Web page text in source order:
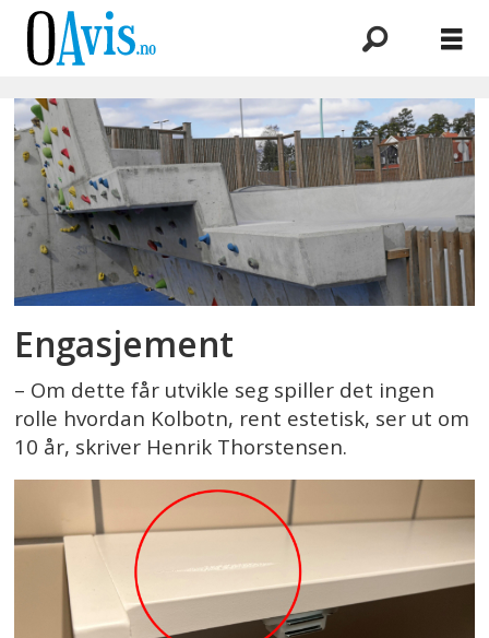
Emne:
henrik
thorstensen
Engasjement
– Om dette får utvikle seg spiller det ingen
rolle hvordan Kolbotn, rent estetisk, ser ut om
10 år, skriver Henrik Thorstensen.